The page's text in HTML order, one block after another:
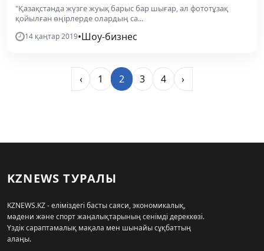
"Қазақстанда жүзге жуық барыс бар шығар, ал фототұзақ
қойылған өңірлерде олардың са...
14 қаңтар 2019•Шоу-бизнес
‹ 1 2 3 4 ›
KZNEWS ТУРАЛЫ
KZNEWS.KZ - еліміздегі басты саяси, экономикалық,
мәдени және спорт жаңалықтарының сенімді дереккөзі.
Үздік сараптамалық мақала мен шынайы сұқбаттың
алаңы.